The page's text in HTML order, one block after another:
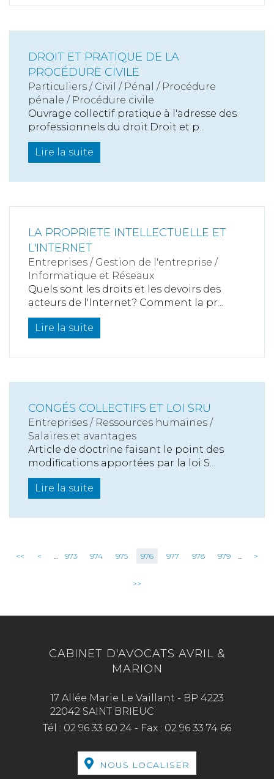
DROIT ET PRATIQUE DE LA
PROCÉDURE CIVILE
Particuliers / Civil / Pénal / Procédure
pénale / Procédure civile
Ouvrage collectif pratique à l'adresse des
professionnels du droit.Droit et p...
Lire la suite
LA PROPRIETE INTELLECTUELLE ET
L'INTERNET
Entreprises / Gestion de l'entreprise /
Informatique et Réseaux
Quels sont les droits et les devoirs des
acteurs de l'Internet? Comment la pr...
Lire la suite
CONGÉS COLLECTIFS ET LOI SRU
Entreprises / Ressources humaines /
Salaires et avantages
Article de doctrine faisant le point des
modifications apportées par la loi S...
Lire la suite
<< < ... 973 974 975 976 977 978 979 ... >
>>
CABINET D'AVOCATS AVRIL &
MARION
17 Allée Marie Le Vaillant - BP 4223
22042 SAINT BRIEUC
Tél : 02 96 33 60 24 - Fax : 02 96 33 74 66
NOUS LOCALISER